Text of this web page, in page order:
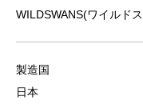
WILDSWANS(ワイルド
製造国
日本